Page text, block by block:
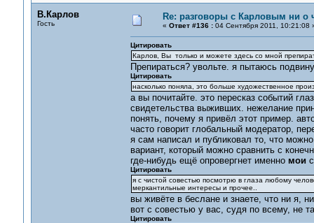
В.Карлов
Гость
Re: разговоры с Карловым ни о
« Ответ #136 :04 Сентября 2011, 10:21:08
Цитировать
Карлов, Вы только и можете здесь со мной
Препираться? увольте. я пытаюсь
Цитировать
насколько поняла, это больше художественное
а вы почитайте. это пересказ событий
свидетельства выживших. нежелание
понять, почему я привёл этот пример.
часто говорит глобальный модератор,
я сам написал и публиковал то, что
вариант, который можно сравнить с
где-нибудь ещё опровергнет именно мои
Цитировать
я с чистой совестью посмотрю в глаза любому
меркантильные интересы и прочее..
вы живёте в беслане и знаете, что ни я,
вот с совестью у вас, судя по всему, не
Цитировать